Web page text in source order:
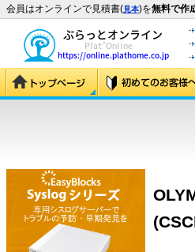
会員はオンラインで見積書(見本)を無料で作